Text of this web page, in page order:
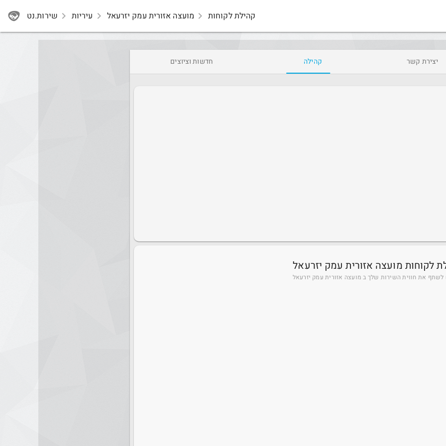
שירות.נט navigate_next עיריות navigate_next מועצה אזורית עמק יזרעאל navigate_next קהילת לקוחות
יצירת קשר קהילה חדשות וציוצים
לקוחות מועצה אזורית עמק יזרעאל
לשתף את חווית השירות שלך ב מועצה אזורית עמק יזרעאל